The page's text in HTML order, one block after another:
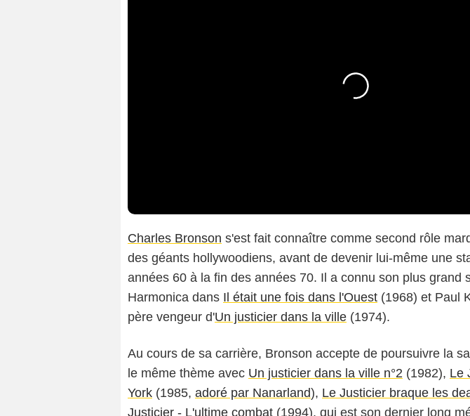
Charles Bronson s'est fait connaître comme second rôle
des géants hollywoodiens, avant de devenir lui-même une
années 60 à la fin des années 70. Il a connu son plus grand
Harmonica dans Il était une fois dans l'Ouest (1968) et Paul
père vengeur d'Un justicier dans la ville (1974).
Au cours de sa carrière, Bronson accepte de poursuivre la
le même thème avec Un justicier dans la ville n°2 (1982), Le
York (1985, adoré par Nanarland), Le Justicier braque les
Justicier - L'ultime combat (1994), qui est son dernier long